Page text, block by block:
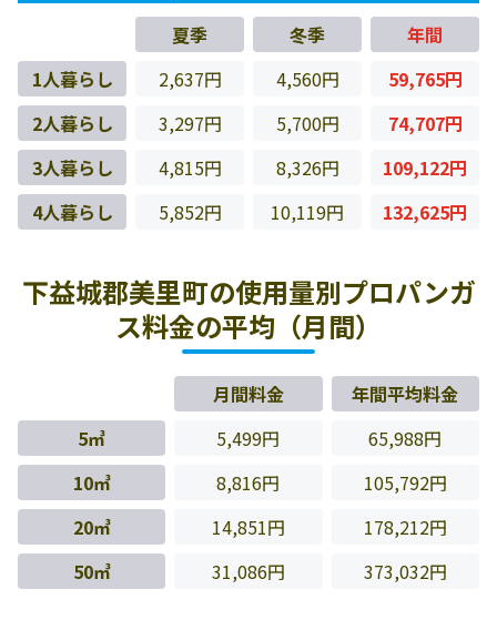
夏季 冬季
年間
1人暮らし
2,637円 4,560円
59,765円
2人暮らし
3,297円 5,700円
74,707円
3人暮らし
4,815円 8,326円
109,122円
4人暮らし
5,852円 10,119円 132,625円
下益城郡美里町の使用量別プロパンガ
ス料金の平均（月間）
月間料金
年間平均料金
5㎥
5,499円
65,988円
10㎥
8,816円
105,792円
20㎥
14,851円
178,212円
50㎥
31,086円 373,032円